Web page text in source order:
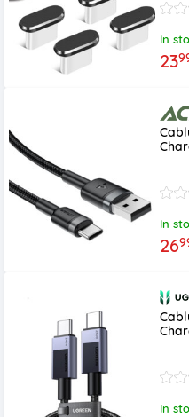
In
23
In
26
In